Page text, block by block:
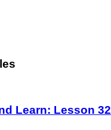
Learn: Lesson 32